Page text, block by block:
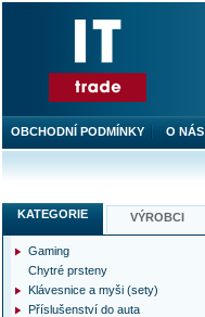
KATEGORIE VÝROBCI
Gaming
Chytré prsteny
Klávesnice a myši (sety)
Příslušenství do auta
OBCHODNÍ PODMÍNKY O NÁS